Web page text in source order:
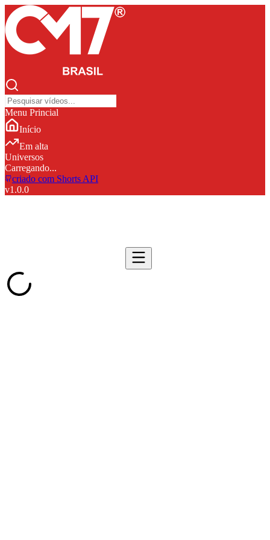
Menu Princial
Início
Em alta
Universos
Carregando...
criado com Shorts API
v1.0.0